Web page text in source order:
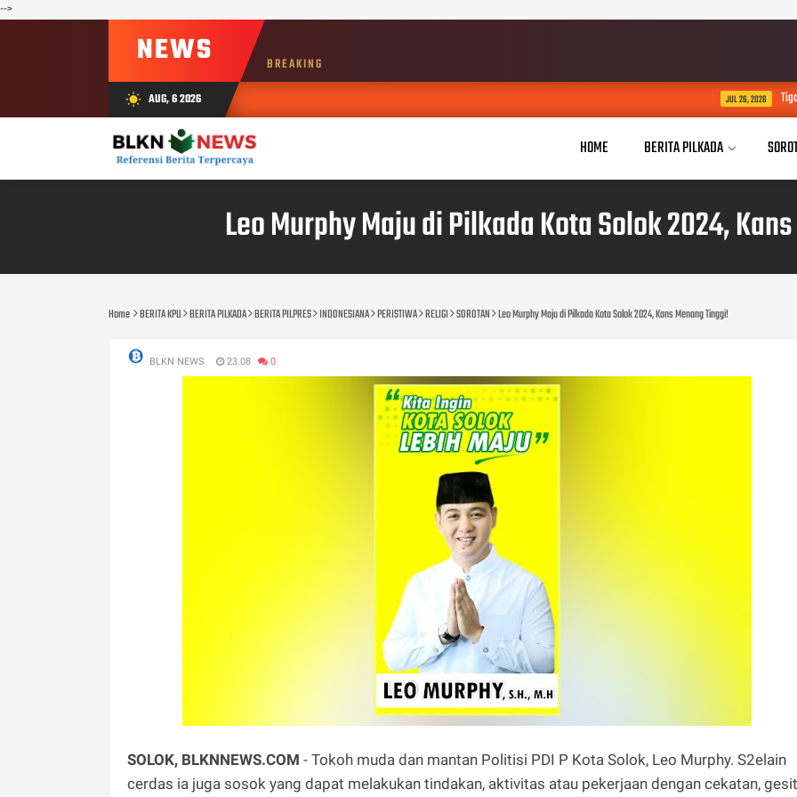
-->
NEWS BREAKING
wb_sunny AUG, 6 2026 Tiga Guru Bukittinggi
HOME BERITA PILKADA
Leo Murphy Maju di Pilkada Kota Solok 2024,
Home BERITA KPU BERITA PILKADA BERITA PILPRES INDONESIANA PERISTIWA RELIGI SOROTAN Leo Murphy Maju di Pilkada Kota Solok 2024, Kans Menang Tinggi!
BLKN NEWS 23.08 0
SOLOK, BLKNNEWS.COM - Tokoh muda dan mantan Politisi PDI P Kota Solok, Leo Murphy. S2elain
cerdas ia juga sosok yang dapat melakukan tindakan, aktivitas atau pekerjaan dengan cekatan,